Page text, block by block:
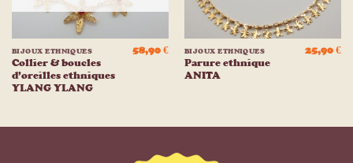
BIJOUX ETHNIQUES
Collier & boucles
d’oreilles ethniques
YLANG YLANG
58,90€ BIJOUX ETHNIQUES
Parure ethnique
ANITA
25,90€